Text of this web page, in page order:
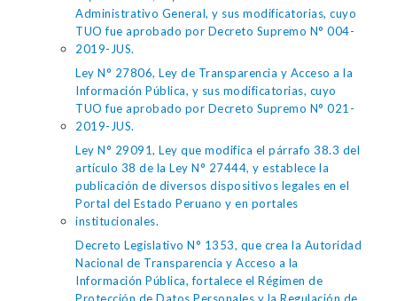
Administrativo General, y sus modificatorias, cuyo
TUO fue aprobado por Decreto Supremo N° 004-
2019-JUS.
Ley N° 27806, Ley de Transparencia y Acceso a la
Información Pública, y sus modificatorias, cuyo
TUO fue aprobado por Decreto Supremo N° 021-
2019-JUS.
Ley N° 29091, Ley que modifica el párrafo 38.3 del
artículo 38 de la Ley N° 27444, y establece la
publicación de diversos dispositivos legales en el
Portal del Estado Peruano y en portales
institucionales.
Decreto Legislativo N° 1353, que crea la Autoridad
Nacional de Transparencia y Acceso a la
Información Pública, fortalece el Régimen de